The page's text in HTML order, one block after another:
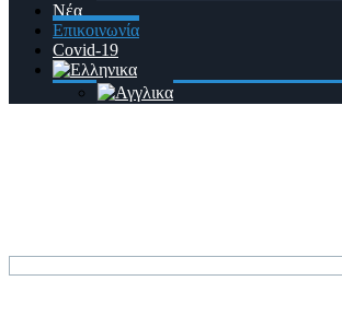
Νέα
Επικοινωνία
Covid-19